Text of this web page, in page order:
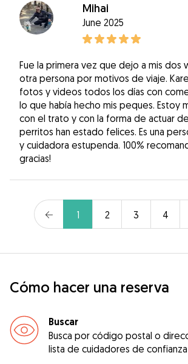
Mihai
June 2025
Fue la primera vez que dejo a mis dos
otra persona por motivos de viaje.
fotos y videos todos los días con
lo que había hecho mis peques. Estoy
con el trato y con la forma de actuar
perritos han estado felices. Es una
y cuidadora estupenda. 100%
gracias!
1 2 3 4
Cómo hacer una reserva
Buscar
Busca por código postal o
lista de cuidadores de